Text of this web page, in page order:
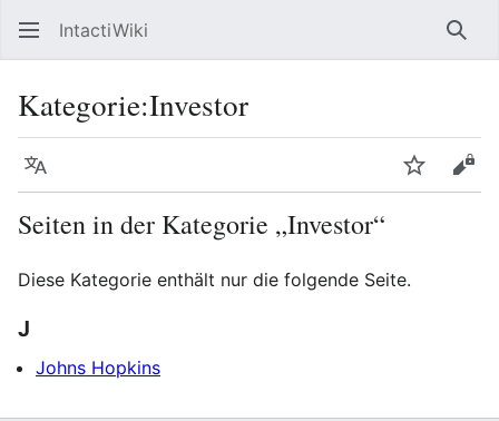
IntactiWiki
Kategorie:Investor
Sprache
Seiten in der Kategorie „Investor“
Diese Kategorie enthält nur die folgende Seite.
J
Johns Hopkins